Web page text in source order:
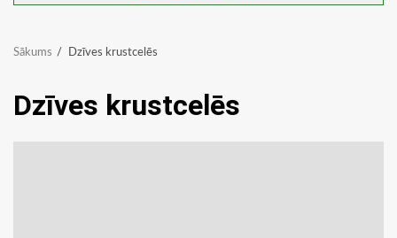
Sākums Dzīves krustcelēs
Dzīves krustcelēs